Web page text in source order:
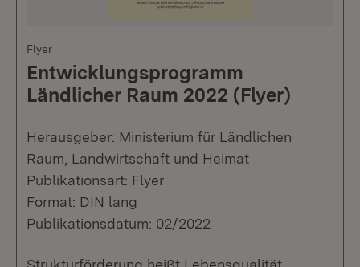
Flyer
Entwicklungsprogramm
Ländlicher Raum 2022 (Flyer)
Herausgeber: Ministerium für Ländlichen
Raum, Landwirtschaft und Heimat
Publikationsart: Flyer
Format: DIN lang
Publikationsdatum: 02/2022